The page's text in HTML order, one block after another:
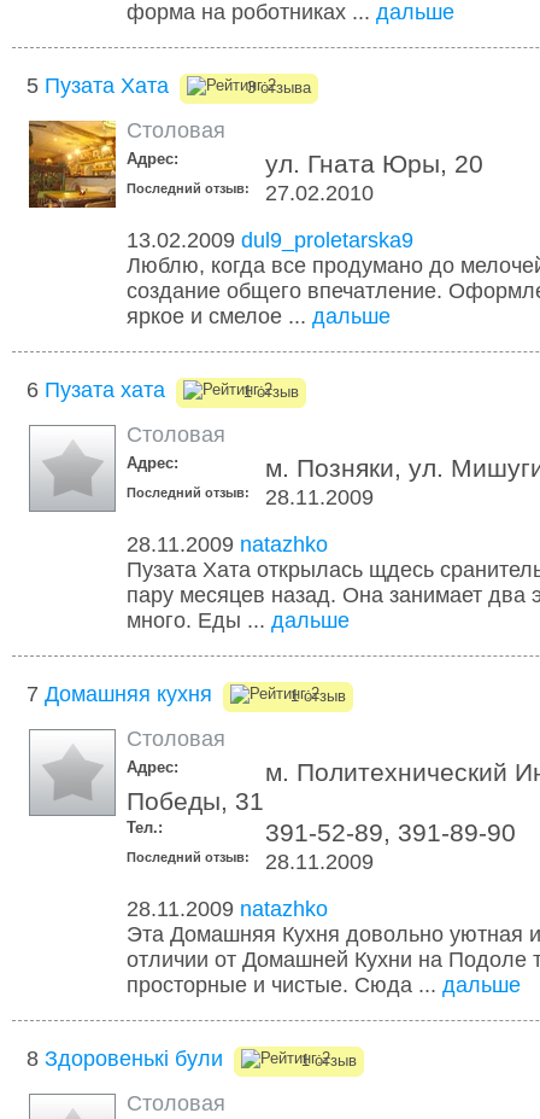
форма на роботниках ... дальше
5 Пузата Хата 3 отзыва
Столовая
Адрес: ул. Гната Юры, 20
Последний отзыв:
27.02.2010
13.02.2009 dul9_proletarska9
Люблю, когда все продумано до
создание общего впечатление.
яркое и смелое ... дальше
6 Пузата хата 1 отзыв
Столовая
Адрес: м. Позняки, ул.
Последний отзыв:
28.11.2009
28.11.2009 natazhko
Пузата Хата открылась щдесь
пару месяцев назад. Она занимает два
много. Еды ... дальше
7 Домашняя кухня 1 отзыв
Столовая
Адрес:
м. Политехнический
Победы, 31
Тел.: 391-52-89, 391-89-90
Последний отзыв:
28.11.2009
28.11.2009 natazhko
Эта Домашняя Кухня довольно уютная
отличии от Домашней Кухни на Подоле
просторные и чистые. Сюда ... дальше
8 Здоровенькі були 1 отзыв
Столовая